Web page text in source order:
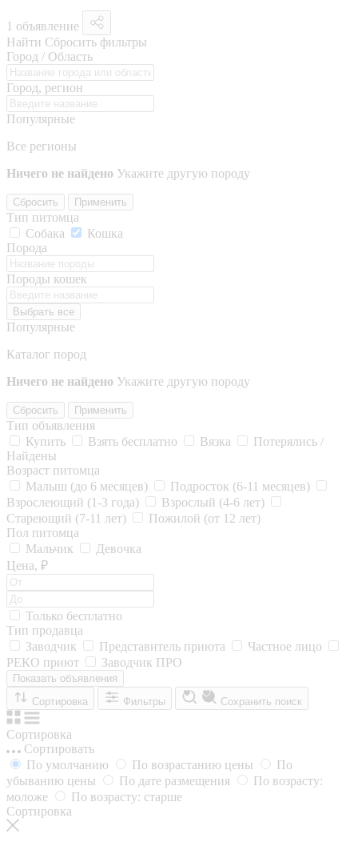
1 объявление
Найти Сбросить фильтры
Город / Область
Город, регион
Популярные
Все регионы
Ничего не найдено Укажите другую породу
Сбросить Применить
Тип питомца
Собака
Кошка
Порода
Породы кошек
Выбрать все
Популярные
Каталог пород
Ничего не найдено Укажите другую породу
Сбросить Применить
Тип объявления
Купить
Взять бесплатно Вязка
Потерялись /
Найдены
Возраст питомца
Малыш (до 6 месяцев)
Подросток (6-11 месяцев)
Взрослеющий (1-3 года)
Взрослый (4-6 лет)
Стареющий (7-11 лет)
Пожилой (от 12 лет)
Пол питомца
Мальчик
Девочка
Цена, ₽
Только бесплатно
Тип продавца
Заводчик
Представитель приюта
Частное лицо
РЕКО приют
Заводчик ПРО
Показать объявления
Сортировка
Фильтры Сохранить поиск
Сортировка
Сортировать
По умолчанию
По возрастанию цены
По
убыванию цены
По дате размещения
По возрасту:
моложе
По возрасту: старше
Сортировка